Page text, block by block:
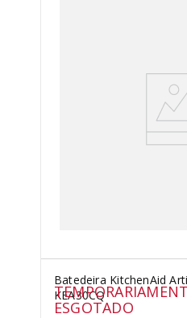
Batedeira KitchenAid
KEA30CQ
ESGOTADO